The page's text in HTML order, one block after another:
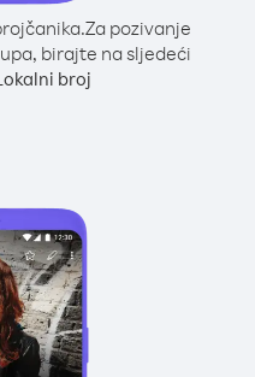
Za pozivanje
birajte na sljedeći
broj